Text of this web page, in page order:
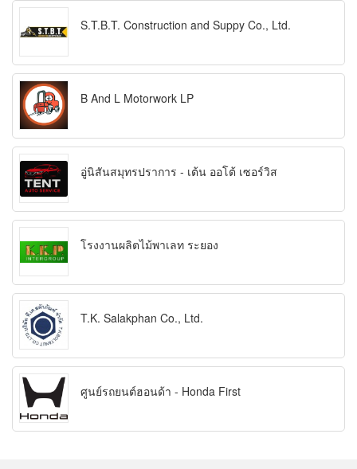
S.T.B.T. Construction and Suppy Co., Ltd.
B And L Motorwork LP
อู่นิสันสมุทรปราการ - เต้น ออโต้ เซอร์วิส
โรงงานผลิตไม้พาเลท ระยอง
T.K. Salakphan Co., Ltd.
ศูนย์รถยนต์ฮอนด้า - Honda First